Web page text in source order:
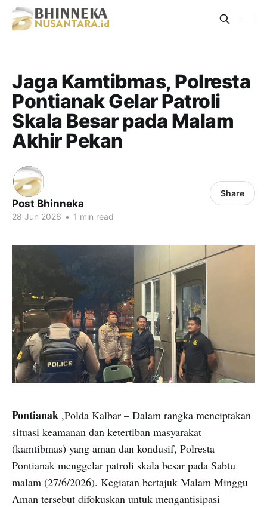
Jaga Kamtibmas, Polresta
Pontianak Gelar Patroli
Skala Besar pada Malam
Akhir Pekan
Post Bhinneka
28 Jun 2026 • 1 min read
Share
Pontianak ,Polda Kalbar – Dalam rangka menciptakan
situasi keamanan dan ketertiban masyarakat
(kamtibmas) yang aman dan kondusif, Polresta
Pontianak menggelar patroli skala besar pada Sabtu
malam (27/6/2026). Kegiatan bertajuk Malam Minggu
Aman tersebut difokuskan untuk mengantisipasi